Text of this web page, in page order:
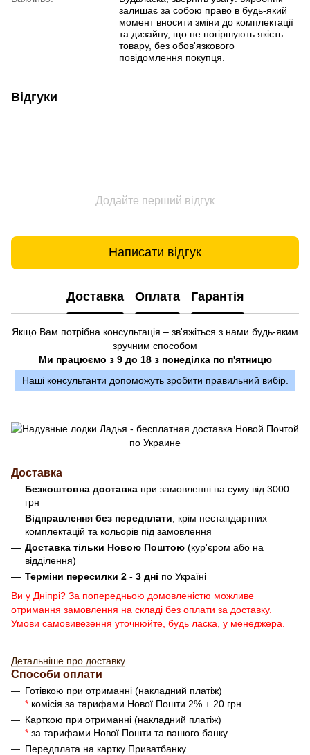
залишає за собою право в будь-який
момент вносити зміни до комплектації
та дизайну, що не погіршують якість
товару, без обов'язкового
повідомлення покупця.
Відгуки
Додайте перший відгук
Написати відгук
Доставка Оплата Гарантія
Якщо Вам потрібна консультація – зв'яжіться з нами будь-яким
зручним способом
Ми працюємо з 9 до 18 з понеділка по п'ятницю
Наші консультанти допоможуть зробити правильний вибір.
Доставка
Безкоштовна доставка при замовленні на суму від 3000
грн
Відправлення без передплати , крім нестандартних
комплектацій та кольорів під замовлення
Доставка тільки Новою Поштою (кур'єром або на
відділення)
Терміни пересилки 2 - 3 дні по Україні
Ви у Дніпрі? За попередньою домовленістю можливе
отримання замовлення на складі без оплати за доставку.
Умови самовивезення уточнюйте, будь ласка, у менеджера.
Детальніше про доставку
Способи оплати
Готівкою при отриманні (накладний платіж)
* комісія за тарифами Нової Пошти 2% + 20 грн
Карткою при отриманні (накладний платіж)
* за тарифами Нової Пошти та вашого банку
Передплата на картку Приватбанку